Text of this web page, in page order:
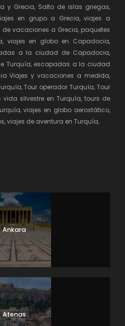
y Grecia, Salto de islas griegas,
en grupo a Grecia, viajes a
de vacaciones a Grecia, paquetes
viajes en globo en Capadocia,
a la ciudad de Capadocia,
Turquía, escapadas a la ciudad
Viajes y vacaciones a medida,
Tour operador Turquía, Tour
silvestre en Turquía, tours de
viajes en globo aerostático,
viajes de aventura en Turquía,
Ankara
Atenas